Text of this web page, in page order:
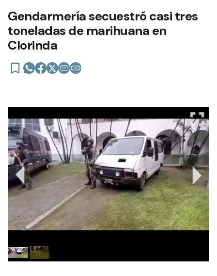
Gendarmería secuestró casi tres
toneladas de marihuana en
Clorinda